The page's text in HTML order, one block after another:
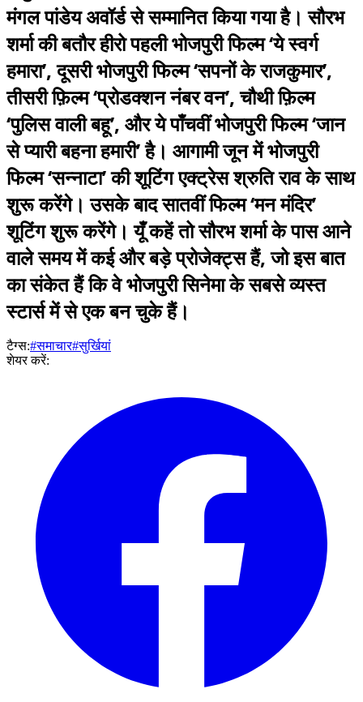
मंगल पांडेय अवॉर्ड से सम्मानित किया गया है। सौरभ
शर्मा की बतौर हीरो पहली भोजपुरी फिल्म ‘ये स्वर्ग
हमारा’, दूसरी भोजपुरी फिल्म ‘सपनों के राजकुमार’,
तीसरी फ़िल्म ‘प्रोडक्शन नंबर वन’, चौथी फ़िल्म
‘पुलिस वाली बहू’, और ये पाँचवीं भोजपुरी फिल्म ‘जान
से प्यारी बहना हमारी’ है। आगामी जून में भोजपुरी
फिल्म ‘सन्नाटा’ की शूटिंग एक्ट्रेस श्रुति राव के साथ
शुरू करेंगे। उसके बाद सातवीं फिल्म ‘मन मंदिर’
शूटिंग शुरू करेंगे। यूँ कहें तो सौरभ शर्मा के पास आने
वाले समय में कई और बड़े प्रोजेक्ट्स हैं, जो इस बात
का संकेत हैं कि वे भोजपुरी सिनेमा के सबसे व्यस्त
स्टार्स में से एक बन चुके हैं।
टैग्स:#समाचार#सुर्खियां
शेयर करें: